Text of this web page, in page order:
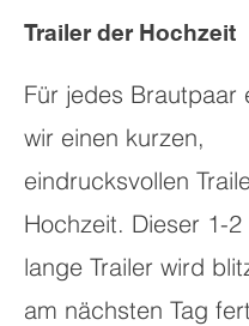
Trailer der Hochzeit
Für jedes Brautpaar
wir einen kurzen,
eindrucksvollen
Hochzeit. Dieser 1-2
lange Trailer wird
am nächsten Tag